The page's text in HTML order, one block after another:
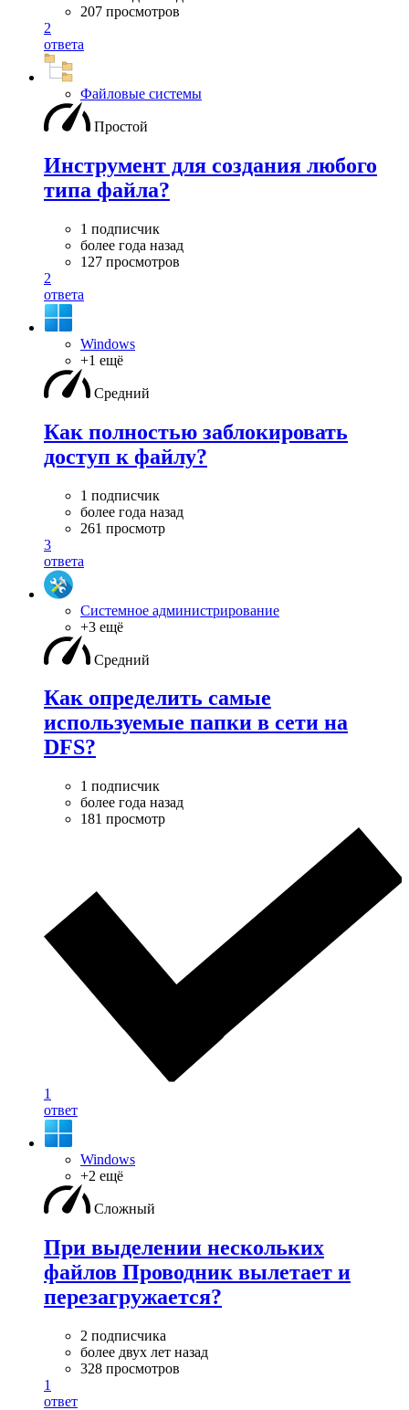
207 просмотров
2
ответа
Файловые системы
Простой
Инструмент для создания любого
типа файла?
1 подписчик
более года назад
127 просмотров
2
ответа
Windows
+1 ещё
Средний
Как полностью заблокировать
доступ к файлу?
1 подписчик
более года назад
261 просмотр
3
ответа
Системное администрирование
+3 ещё
Средний
Как определить самые
используемые папки в сети на
DFS?
1 подписчик
более года назад
181 просмотр
1
ответ
Windows
+2 ещё
Сложный
При выделении нескольких
файлов Проводник вылетает и
перезагружается?
2 подписчика
более двух лет назад
328 просмотров
1
ответ